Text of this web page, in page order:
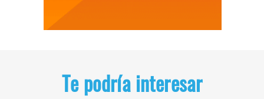
Te podría interesar